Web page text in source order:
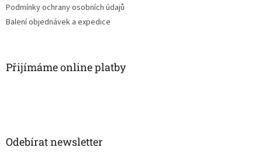
Podmínky ochrany osobních údajů
Balení objednávek a expedice
Přijímáme online platby
Odebírat newsletter